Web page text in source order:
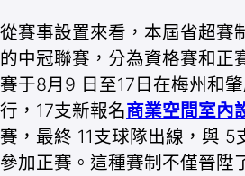
從賽事設置來看，本屆省超賽
的中冠聯賽，分為資格賽和正
賽于8月9 日至17日在梅州和
行，17支新報名商業空間室內
賽，最終 11支球隊出線，與 5
參加正賽。這種賽制不僅晉陞